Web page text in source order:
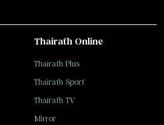
Thairath Online
Thairath Plus
Thairath Sport
Thairath TV
Mirror